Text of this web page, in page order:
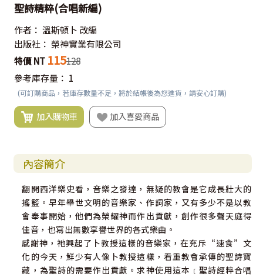
聖詩精粹(合唱新編)
作者： 溫斯頓卜 改編
出版社： 榮神實業有限公司
特價 NT 115128
參考庫存量： 1
(可訂購商品，若庫存數量不足，將於結帳後為您進貨，請安心訂購)
加入購物車 加入喜愛商品
內容簡介
翻開西洋樂史看，音樂之發達，無疑的教會是它成長壯大的
搖籃。早年舉世文明的音樂家、作詞家，又有多少不是以教
會奉事開始，他們為榮耀神而作出貢獻，創作很多聲天庭得
佳音，也寫出無數享譽世界的各式樂曲。
感謝神，祂興起了卜教授這樣的音樂家，在充斥“速食”文
化的今天，鮮少有人像卜教授這樣，看重教會承傳的聖詩寶
藏，為聖詩的需要作出貢獻。求神使用這本﹝聖詩經粹合唱